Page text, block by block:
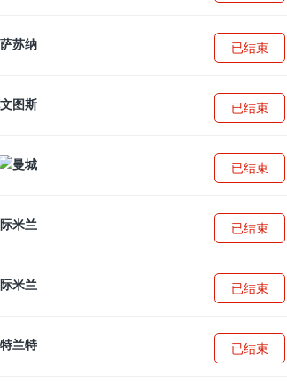
已结束
已结束
已结束
已结束
已结束
已结束